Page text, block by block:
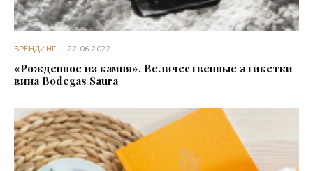
БРЕНДИНГ · 22.06.2022
«Рожденное из камня». Величественные этикетки
вина Bodegas Saura